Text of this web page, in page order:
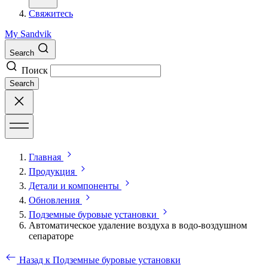
Свяжитесь
My Sandvik
Search
Поиск
Search
Главная
Продукция
Детали и компоненты
Обновления
Подземные буровые установки
Автоматическое удаление воздуха в водо-воздушном
сепараторе
Назад к Подземные буровые установки